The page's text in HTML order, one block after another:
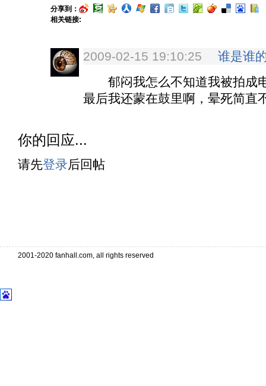
分享到：
相关链接:
2009-02-15 19:10:25 谁是谁
郁闷我怎么不知道我被拍成
最后我还蒙在鼓里啊，晕死简直
你的回应...
请先登录后回帖
2001-2020 fanhall.com, all rights reserved